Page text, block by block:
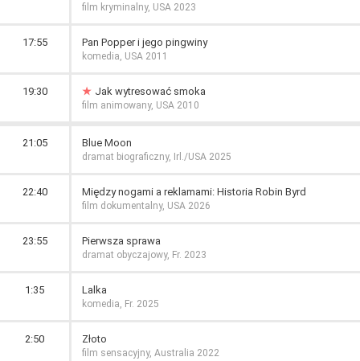
film kryminalny, USA 2023
17:55 Pan Popper i jego pingwiny
komedia, USA 2011
19:30 Jak wytresować smoka
film animowany, USA 2010
21:05 Blue Moon
dramat biograficzny, Irl./USA 2025
22:40 Między nogami a reklamami: Historia Robin Byrd
film dokumentalny, USA 2026
23:55 Pierwsza sprawa
dramat obyczajowy, Fr. 2023
1:35 Lalka
komedia, Fr. 2025
2:50 Złoto
film sensacyjny, Australia 2022